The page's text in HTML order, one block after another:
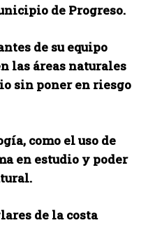
de Progreso.
de su equipo
las áreas naturales
sin poner en riesgo
como el uso de
en estudio y poder
de la costa